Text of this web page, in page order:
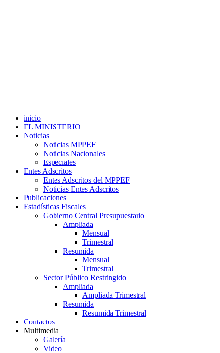
inicio
EL MINISTERIO
Noticias
Noticias MPPEF
Noticias Nacionales
Especiales
Entes Adscritos
Entes Adscritos del MPPEF
Noticias Entes Adscritos
Publicaciones
Estadísticas Fiscales
Gobierno Central Presupuestario
Ampliada
Mensual
Trimestral
Resumida
Mensual
Trimestral
Sector Público Restringido
Ampliada
Ampliada Trimestral
Resumida
Resumida Trimestral
Contactos
Multimedia
Galería
Video